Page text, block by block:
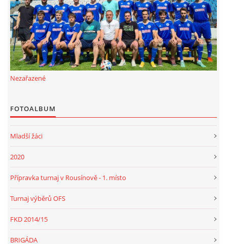
FKD, z.s.
Drnovice 704
68304 Drnovice
ičo 27005305
č.ú. 3227086359 / 0800
© 2026 eStránky.cz |RSS
Nezařazené
FOTOALBUM
Mladší žáci
2020
Přípravka turnaj v Rousínově - 1. místo
Turnaj výběrů OFS
FKD 2014/15
BRIGÁDA